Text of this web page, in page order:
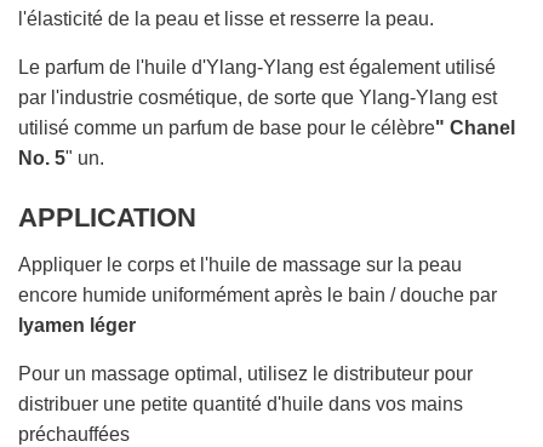
l'élasticité de la peau et lisse et resserre la peau.
Le parfum de l'huile d'Ylang-Ylang est également utilisé
par l'industrie cosmétique, de sorte que Ylang-Ylang est
utilisé comme un parfum de base pour le célèbre" Chanel
No. 5" un.
APPLICATION
Appliquer le corps et l'huile de massage sur la peau
encore humide uniformément après le bain / douche par
lyamen léger
Pour un massage optimal, utilisez le distributeur pour
distribuer une petite quantité d'huile dans vos mains
préchauffées